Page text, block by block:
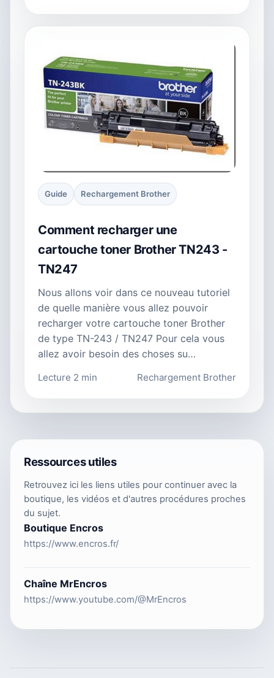
Guide Rechargement Brother
Comment recharger une
cartouche toner Brother TN243 -
TN247
Nous allons voir dans ce nouveau tutoriel
de quelle manière vous allez pouvoir
recharger votre cartouche toner Brother
de type TN-243 / TN247 Pour cela vous
allez avoir besoin des choses su…
Lecture 2 min Rechargement Brother
Ressources utiles
Retrouvez ici les liens utiles pour continuer avec la
boutique, les vidéos et d'autres procédures proches
du sujet.
Boutique Encros
https://www.encros.fr/
Chaîne MrEncros
https://www.youtube.com/@MrEncros